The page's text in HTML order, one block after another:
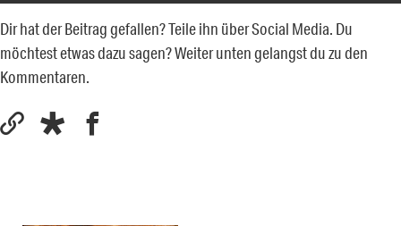
Dir hat der Beitrag gefallen? Teile ihn über Social Media. Du
möchtest etwas dazu sagen? Weiter unten gelangst du zu den
Kommentaren.